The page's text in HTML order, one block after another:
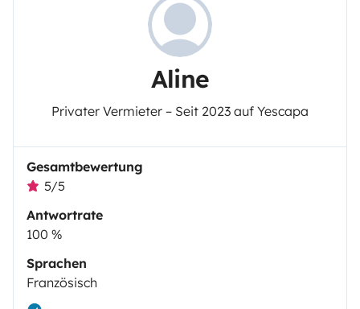
Aline
Privater Vermieter – Seit 2023 auf Yescapa
Gesamtbewertung
5/5
Antwortrate
100 %
Sprachen
Französisch